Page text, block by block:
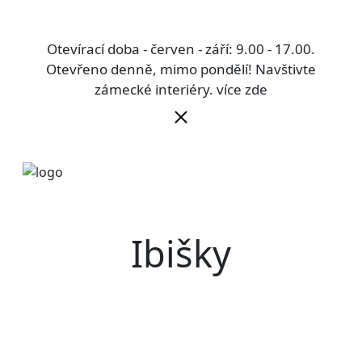
Otevírací doba - červen - září: 9.00 - 17.00.
Otevřeno denně, mimo pondělí! Navštivte
zámecké interiéry. více zde
Ibišky